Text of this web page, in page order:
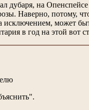
дубаря, на
Наверно, потому,
исключением, может
в год на этой вот